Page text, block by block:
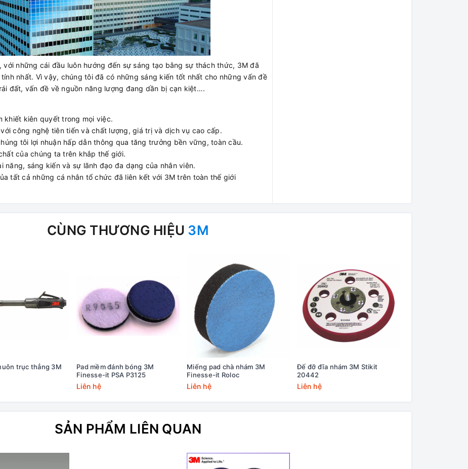
những cái đầu luôn hướng đến sự sáng tạo bằng sự thách thức, 3M đã
nhất. Vì vậy, chúng tôi đã có những sáng kiến tốt nhất cho những vấn đề
đất, vấn đề về nguồn năng lượng đang dần bị cạn kiệt….
khiết kiên quyết trong mọi việc.
công nghệ tiên tiến và chất lượng, giá trị và dịch vụ cao cấp.
tôi lợi nhuận hấp dẫn thông qua tăng trưởng bền vững, toàn cầu.
của chúng ta trên khắp thế giới.
sáng kiến ​​và sự lãnh đạo đa dạng của nhân viên.
tất cả những cá nhân tổ chức đã liên kết với 3M trên toàn thế giới
CÙNG THƯƠNG HIỆU 3M
trục thẳng 3M
Pad mềm đánh bóng 3M
Finesse-it PSA P3125
Liên hệ
Miếng pad chà nhám 3M
Finesse-it Roloc
Liên hệ
Đế đỡ đĩa nhám 3M Stikit
20442
Liên hệ
SẢN PHẨM LIÊN QUAN